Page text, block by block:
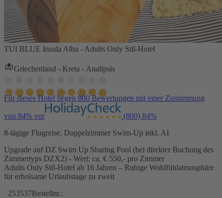
TUI BLUE Insula Alba - Adults Only Stil-Hotel
Griechenland - Kreta - Analipsis
Für dieses Hotel liegen 800 Bewertungen mit einer Zustimmung
von 84% vor (800) 84%
8-tägige Flugreise, Doppelzimmer Swim-Up inkl. AI
Upgrade auf DZ Swim Up Sharing Pool (bei direkter Buchung des
Zimmertyps DZX2) - Wert: ca. € 550,- pro Zimmer
Adults Only Stil-Hotel ab 16 Jahren – Ruhige Wohlfühlatmosphäre
für erholsame Urlaubstage zu zweit
253537Bestellnr.: